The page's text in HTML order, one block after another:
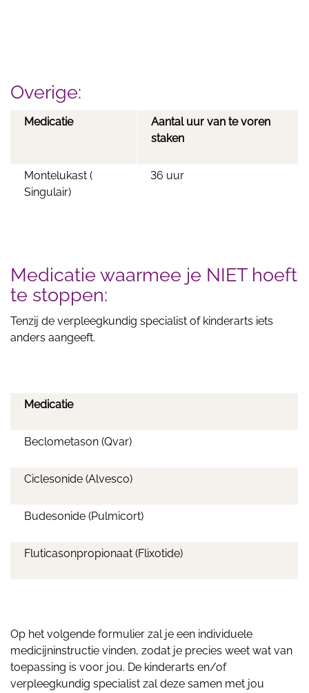
Overige:
Medicatie
Aantal uur van te voren
staken
Montelukast (
Singulair)
36 uur
Medicatie waarmee je NIET hoeft
te stoppen:
Tenzij de verpleegkundig specialist of kinderarts iets
anders aangeeft.
Medicatie
Beclometason (Qvar)
Ciclesonide (Alvesco)
Budesonide (Pulmicort)
Fluticasonpropionaat (Flixotide)
Op het volgende formulier zal je een individuele
medicijninstructie vinden, zodat je precies weet wat van
toepassing is voor jou. De kinderarts en/of
verpleegkundig specialist zal deze samen met jou